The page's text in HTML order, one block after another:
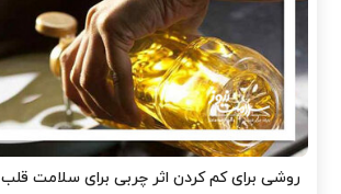
روشی برای کم کردن اثر چربی برای سلامت قلب